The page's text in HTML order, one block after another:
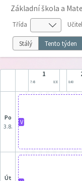
Základní škola a
Třída Učitel
Stálý Tento týden
1
7:45 8:30 8:40
po
3.8.
V
út